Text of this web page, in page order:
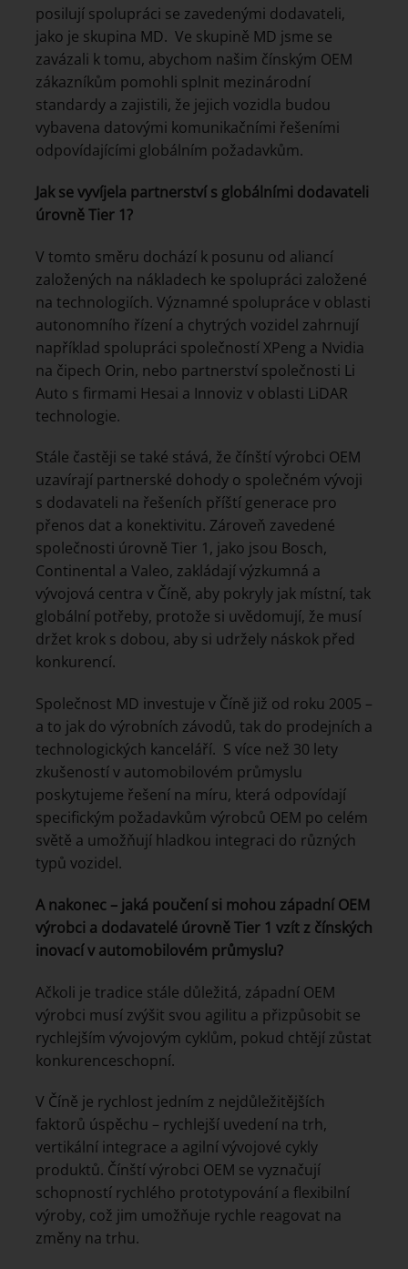
posilují spolupráci se zavedenými dodavateli,
jako je skupina MD. Ve skupině MD jsme se
zavázali k tomu, abychom našim čínským OEM
zákazníkům pomohli splnit mezinárodní
standardy a zajistili, že jejich vozidla budou
vybavena datovými komunikačními řešeními
odpovídajícími globálním požadavkům.
Jak se vyvíjela partnerství s globálními dodavateli
úrovně Tier 1?
V tomto směru dochází k posunu od aliancí
založených na nákladech ke spolupráci založené
na technologiích. Významné spolupráce v oblasti
autonomního řízení a chytrých vozidel zahrnují
například spolupráci společností XPeng a Nvidia
na čipech Orin, nebo partnerství společnosti Li
Auto s firmami Hesai a Innoviz v oblasti LiDAR
technologie.
Stále častěji se také stává, že čínští výrobci OEM
uzavírají partnerské dohody o společném vývoji
s dodavateli na řešeních příští generace pro
přenos dat a konektivitu. Zároveň zavedené
společnosti úrovně Tier 1, jako jsou Bosch,
Continental a Valeo, zakládají výzkumná a
vývojová centra v Číně, aby pokryly jak místní, tak
globální potřeby, protože si uvědomují, že musí
držet krok s dobou, aby si udržely náskok před
konkurencí.
Společnost MD investuje v Číně již od roku 2005 –
a to jak do výrobních závodů, tak do prodejních a
technologických kanceláří. S více než 30 lety
zkušeností v automobilovém průmyslu
poskytujeme řešení na míru, která odpovídají
specifickým požadavkům výrobců OEM po celém
světě a umožňují hladkou integraci do různých
typů vozidel.
A nakonec – jaká poučení si mohou západní OEM
výrobci a dodavatelé úrovně Tier 1 vzít z čínských
inovací v automobilovém průmyslu?
Ačkoli je tradice stále důležitá, západní OEM
výrobci musí zvýšit svou agilitu a přizpůsobit se
rychlejším vývojovým cyklům, pokud chtějí zůstat
konkurenceschopní.
V Číně je rychlost jedním z nejdůležitějších
faktorů úspěchu – rychlejší uvedení na trh,
vertikální integrace a agilní vývojové cykly
produktů. Čínští výrobci OEM se vyznačují
schopností rychlého prototypování a flexibilní
výroby, což jim umožňuje rychle reagovat na
změny na trhu.